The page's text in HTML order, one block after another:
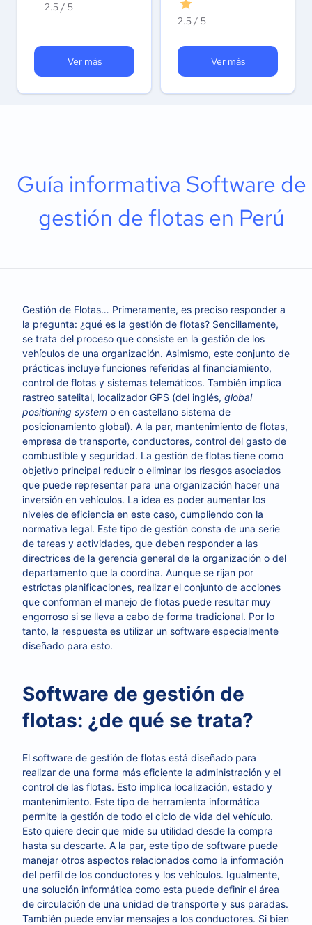
2.5 / 5
Ver más
2.5 / 5
Ver más
Guía informativa Software de
gestión de flotas en Perú
Gestión de Flotas… Primeramente, es preciso responder a
la pregunta: ¿qué es la gestión de flotas? Sencillamente,
se trata del proceso que consiste en la gestión de los
vehículos de una organización. Asimismo, este conjunto de
prácticas incluye funciones referidas al financiamiento,
control de flotas y sistemas telemáticos. También implica
rastreo satelital, localizador GPS (del inglés, global
positioning system o en castellano sistema de
posicionamiento global). A la par, mantenimiento de flotas,
empresa de transporte, conductores, control del gasto de
combustible y seguridad. La gestión de flotas tiene como
objetivo principal reducir o eliminar los riesgos asociados
que puede representar para una organización hacer una
inversión en vehículos. La idea es poder aumentar los
niveles de eficiencia en este caso, cumpliendo con la
normativa legal. Este tipo de gestión consta de una serie
de tareas y actividades, que deben responder a las
directrices de la gerencia general de la organización o del
departamento que la coordina. Aunque se rijan por
estrictas planificaciones, realizar el conjunto de acciones
que conforman el manejo de flotas puede resultar muy
engorroso si se lleva a cabo de forma tradicional. Por lo
tanto, la respuesta es utilizar un software especialmente
diseñado para esto.
Software de gestión de
flotas: ¿de qué se trata?
El software de gestión de flotas está diseñado para
realizar de una forma más eficiente la administración y el
control de las flotas. Esto implica localización, estado y
mantenimiento. Este tipo de herramienta informática
permite la gestión de todo el ciclo de vida del vehículo.
Esto quiere decir que mide su utilidad desde la compra
hasta su descarte. A la par, este tipo de software puede
manejar otros aspectos relacionados como la información
del perfil de los conductores y los vehículos. Igualmente,
una solución informática como esta puede definir el área
de circulación de una unidad de transporte y sus paradas.
También puede enviar mensajes a los conductores. Si bien